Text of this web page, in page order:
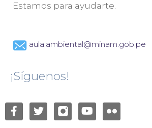
Estamos para ayudarte.
aula.ambiental@minam.gob.pe
¡Síguenos!